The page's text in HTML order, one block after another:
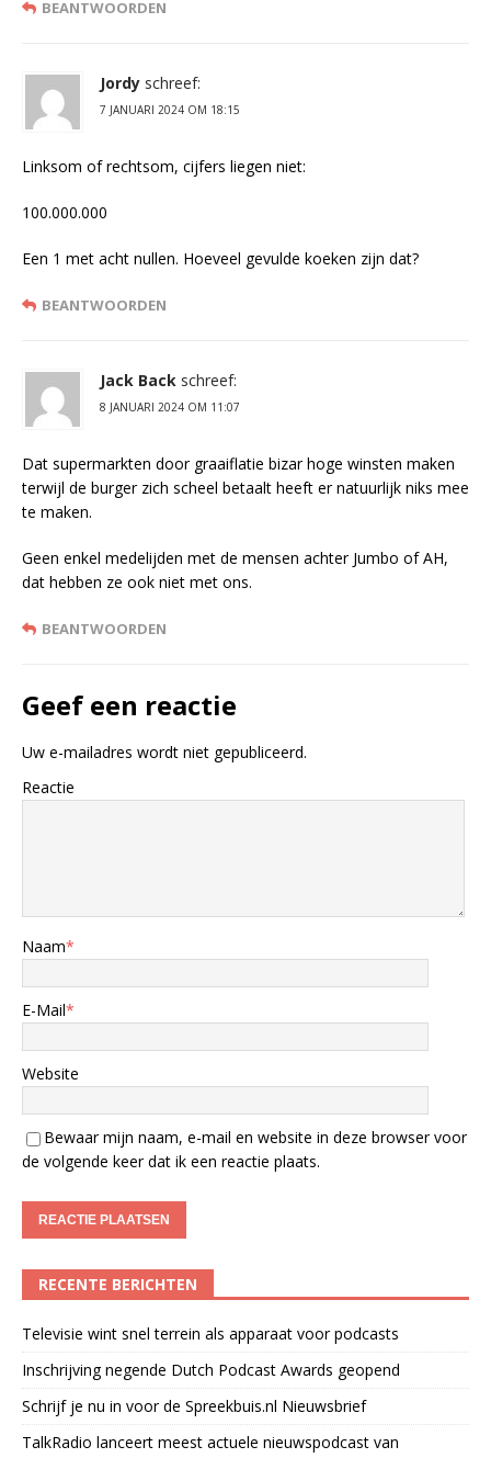
BEANTWOORDEN
Jordy schreef:
7 JANUARI 2024 OM 18:15
Linksom of rechtsom, cijfers liegen niet:
100.000.000
Een 1 met acht nullen. Hoeveel gevulde koeken zijn dat?
BEANTWOORDEN
Jack Back schreef:
8 JANUARI 2024 OM 11:07
Dat supermarkten door graaiflatie bizar hoge winsten maken
terwijl de burger zich scheel betaalt heeft er natuurlijk niks mee
te maken.
Geen enkel medelijden met de mensen achter Jumbo of AH,
dat hebben ze ook niet met ons.
BEANTWOORDEN
Geef een reactie
Uw e-mailadres wordt niet gepubliceerd.
Reactie
Naam*
E-Mail*
Website
Bewaar mijn naam, e-mail en website in deze browser voor
de volgende keer dat ik een reactie plaats.
RECENTE BERICHTEN
Televisie wint snel terrein als apparaat voor podcasts
Inschrijving negende Dutch Podcast Awards geopend
Schrijf je nu in voor de Spreekbuis.nl Nieuwsbrief
TalkRadio lanceert meest actuele nieuwspodcast van